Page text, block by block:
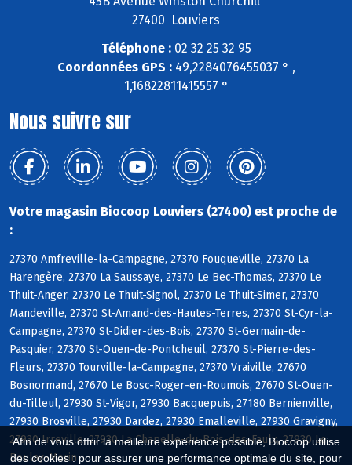
Afin de vous offrir la meilleure expérience possible, Biocoop utilise
des cookies : pour assurer une performance optimale du site, pour
27400 Louviers
Téléphone :02 32 25 32 95
Coordonnées GPS :49,2284076455037 ° ,
1,16822811415557 °
Nous suivre sur
Votre magasin Biocoop Louviers (27400) est proche de
:
27370 Amfreville-la-Campagne, 27370 Fouqueville, 27370 La
Harengère, 27370 La Saussaye, 27370 Le Bec-Thomas, 27370 Le
Thuit-Anger, 27370 Le Thuit-Signol, 27370 Le Thuit-Simer, 27370
Mandeville, 27370 St-Amand-des-Hautes-Terres, 27370 St-Cyr-la-
Campagne, 27370 St-Didier-des-Bois, 27370 St-Germain-de-
Pasquier, 27370 St-Ouen-de-Pontcheuil, 27370 St-Pierre-des-
Fleurs, 27370 Tourville-la-Campagne, 27370 Vraiville, 27670
Bosnormand, 27670 Le Bosc-Roger-en-Roumois, 27670 St-Ouen-
du-Tilleul, 27930 St-Vigor, 27930 Bacquepuis, 27180 Bernienville,
27930 Brosville, 27930 Dardez, 27930 Emalleville, 27930 Gravigny,
27930 Irreville, 27930 La Chapelle-du-Bois-des-Faulx, 27930 Le
Boulay-Morin